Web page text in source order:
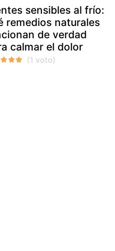
sensibles al frío:
remedios naturales
de verdad
calmar el dolor